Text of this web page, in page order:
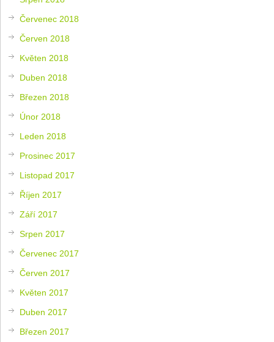
Červenec 2018
Červen 2018
Květen 2018
Duben 2018
Březen 2018
Únor 2018
Leden 2018
Prosinec 2017
Listopad 2017
Říjen 2017
Září 2017
Srpen 2017
Červenec 2017
Červen 2017
Květen 2017
Duben 2017
Březen 2017